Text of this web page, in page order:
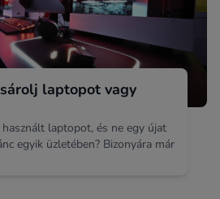
laptopot vagy
laptopot, és ne egy újat
egyik üzletében? Bizonyára már